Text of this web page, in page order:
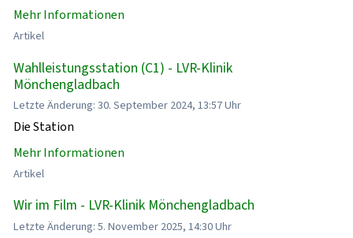
Mehr Informationen
Artikel
Wahlleistungsstation (C1) - LVR-Klinik
Mönchengladbach
Letzte Änderung: 30. September 2024, 13:57 Uhr
Die Station
Mehr Informationen
Artikel
Wir im Film - LVR-Klinik Mönchengladbach
Letzte Änderung: 5. November 2025, 14:30 Uhr